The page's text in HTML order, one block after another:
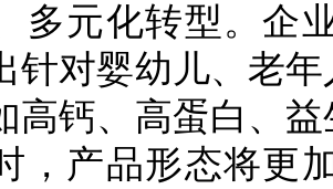
多元化转型。企
针对婴幼儿、老
高钙、高蛋白、
，产品形态将更